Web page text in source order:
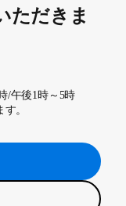
ただきま
/午後1時～5時
。